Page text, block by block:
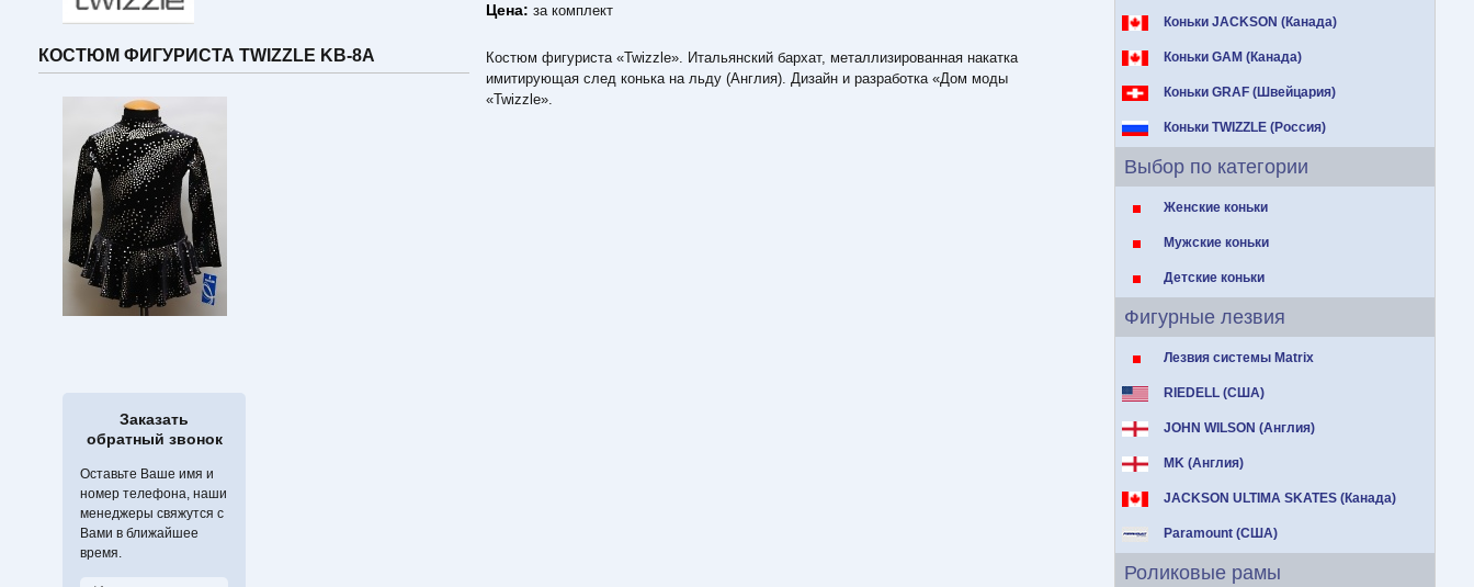
Коньки JACKSON (Канада)
Коньки GAM (Канада)
Коньки GRAF (Швейцария)
Коньки TWIZZLE (Россия)
Выбор по категории
Женские коньки
Мужские коньки
Детские коньки
Фигурные лезвия
Лезвия системы Matrix
RIEDELL (США)
JOHN WILSON (Англия)
MK (Англия)
JACKSON ULTIMA SKATES (Канада)
Paramount (США)
Роликовые рамы
КОСТЮМ ФИГУРИСТА TWIZZLE KB-8A
Заказать
обратный звонок
Оставьте Ваше имя и
номер телефона, наши
менеджеры свяжутся с
Вами в ближайшее
время.
Цена:за комплект
Костюм фигуриста «Twizzle». Итальянский бархат, металлизированная накатка
имитирующая след конька на льду (Англия). Дизайн и разработка «Дом моды
«Twizzle».